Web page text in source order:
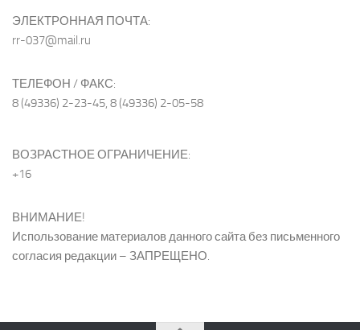
ЭЛЕКТРОННАЯ ПОЧТА:
rr-037@mail.ru
ТЕЛЕФОН / ФАКС:
8 (49336) 2-23-45, 8 (49336) 2-05-58
ВОЗРАСТНОЕ ОГРАНИЧЕНИЕ:
+16
ВНИМАНИЕ!
Использование материалов данного сайта без письменного
согласия редакции – ЗАПРЕЩЕНО.